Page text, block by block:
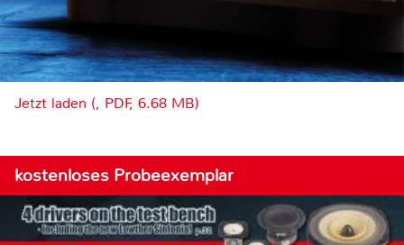
Jetzt laden (, PDF, 6.68 MB)
kostenloses Probeexemplar